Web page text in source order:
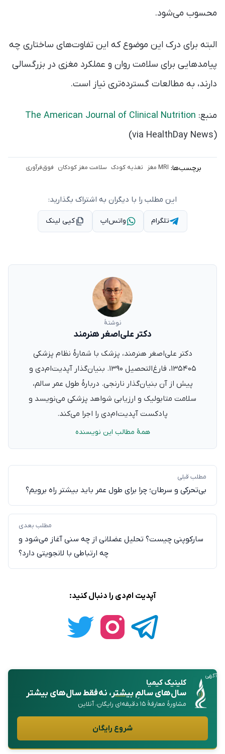
محسوب می‌شود.
البته برای درک این موضوع که این تفاوت‌های ساختاری چه
پیامدهایی برای سلامت روان و عملکرد مغزی در بزرگسالی
دارند، به مطالعات گسترده‌تری نیاز است.
منبع: The American Journal of Clinical Nutrition
(via HealthDay News)
برچسب‌ها: MRI مغز تغذیه کودک سلامت مغز کودکان فوق‌فرآوری
این مطلب را با دیگران به اشتراک بگذارید:
تلگرام واتس‌اپ کپی لینک
نوشتهٔ
دکتر علی‌اصغر هنرمند
دکتر علی‌اصغر هنرمند، پزشک با شمارهٔ نظام پزشکی
۱۳۵۴۰۵، فارغ‌التحصیل ۱۳۹۰. بنیان‌گذار آپدیت‌ام‌دی و
پیش از آن بنیان‌گذار نارنجی. دربارهٔ طول عمر سالم،
سلامت متابولیک و ارزیابی شواهد پزشکی می‌نویسد و
پادکست آپدیت‌ام‌دی را اجرا می‌کند.
همهٔ مطالب این نویسنده
مطلب قبلی
بی‌تحرکی و سرطان؛ چرا برای طول عمر باید بیشتر راه برویم؟
مطلب بعدی
سارکوپنی چیست؟ تحلیل عضلانی از چه سنی آغاز می‌شود و
چه ارتباطی با لانجویتی دارد؟
آپدیت ام‌دی را دنبال کنید:
آگهی
کلینیک کیمیا
سال‌های سالمِبیشتر، نه فقط سال‌های بیشتر
مشاورهٔ معارفهٔ ۱۵ دقیقه‌ای رایگان، آنلاین
شروع رایگان